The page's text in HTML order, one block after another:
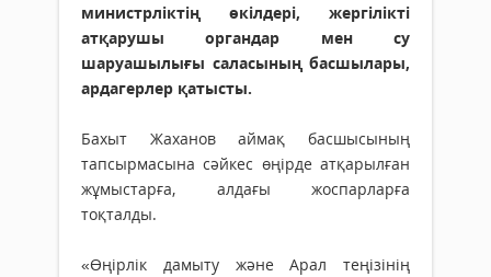
министрліктің өкілдері, жергілікті
атқарушы органдар мен су
шаруашылығы саласының басшылары,
ардагерлер қатысты.
Бахыт Жаханов аймақ басшысының
тапсырмасына сәйкес өңірде атқарылған
жұмыстарға, алдағы жоспарларға
тоқталды.
«Өңірлік дамыту және Арал теңізінің